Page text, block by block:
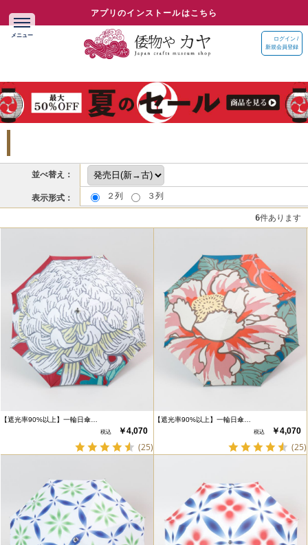
アプリのインストールはこちら
ログイン /
新規会員登録
並べ替え：
表示形式： ２列 ３列
6件あります
【遮光率90%以上】一輪日傘…
￥4,070
(25)
【遮光率90%以上】一輪日傘…
￥4,070
(25)